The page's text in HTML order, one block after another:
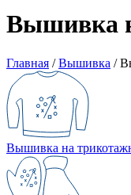
Вышивка
Главная /Вышивка /
Вышивка на